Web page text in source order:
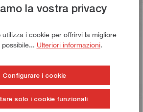
4,00 €*
di consegna: 1-3 giorni lavorativi **
Nel carrello
la vostra privacy
i cookie per offrirvi la migliore
Ulteriori informazioni.
Configurare i cookie
solo i cookie funzionali